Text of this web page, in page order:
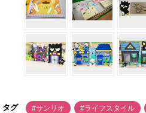
タグ #サンリオ #ライフスタイル